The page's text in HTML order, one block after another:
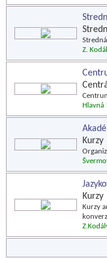
Z.
Hlavná
Kurzy
Kurzy
Kurzy